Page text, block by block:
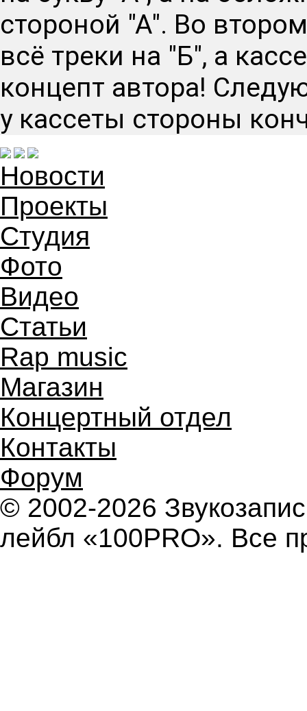
стороной "А". Во
всё треки на "Б", а
концепт автора!
у кассеты стороны
Новости
Проекты
Студия
Фото
Видео
Статьи
Rap music
Магазин
Концертный отдел
Контакты
Форум
© 2002-2026
лейбл «100PRO». Все